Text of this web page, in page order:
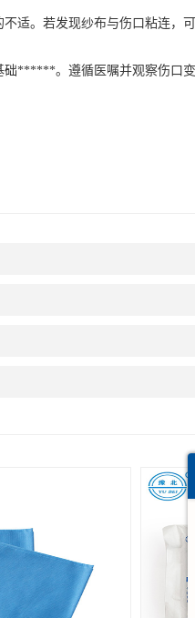
。若发现纱布与伤口粘连，
。遵循医嘱并观察伤口变